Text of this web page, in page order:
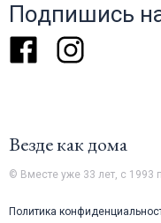
Подпишись
FacebookInstagram
Везде как дома
© Вместе уже 33 лет, с 1993
Политика